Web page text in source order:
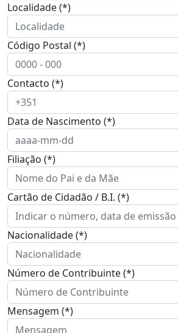
Localidade (*)
Código Postal (*)
Contacto (*)
Data de Nascimento (*)
Filiação (*)
Cartão de Cidadão / B.I. (*)
Nacionalidade (*)
Número de Contribuinte (*)
Mensagem (*)